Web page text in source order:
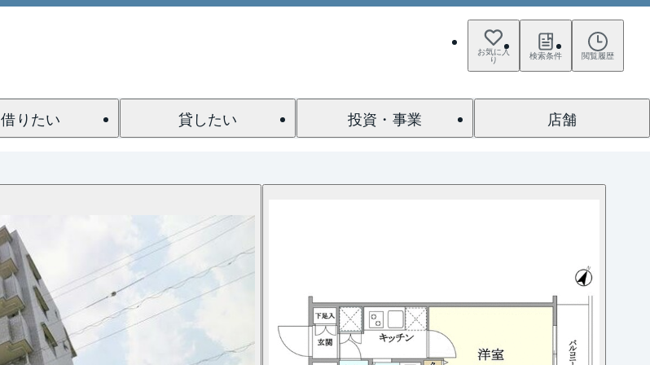
お気に入
り 検索条件 閲覧履歴
借りたい 貸したい 投資・事業 店舗